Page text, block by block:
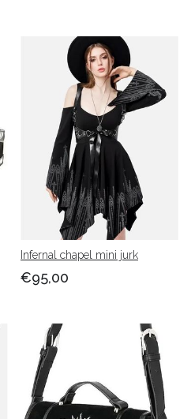
Infernal chapel mini jurk
€95,00